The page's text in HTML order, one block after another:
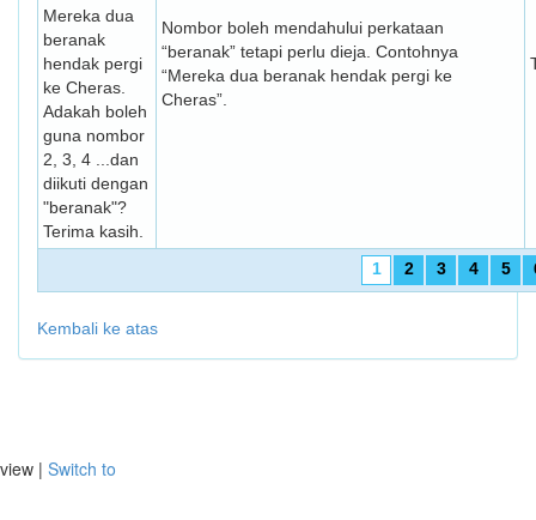
Mereka dua
beranak
hendak pergi
ke Cheras.
Adakah boleh
guna nombor
2, 3, 4 ...dan
diikuti dengan
"beranak"?
Terima kasih.
Nombor boleh mendahului perkataan
“beranak” tetapi perlu dieja. Contohnya
“Mereka dua beranak hendak pergi ke
Cheras”.
1 2 3 4 5
Kembali ke atas
view | Switch to